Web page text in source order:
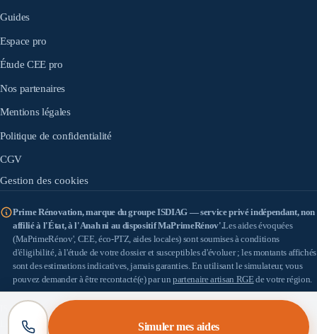
Guides
Espace pro
Étude CEE pro
Nos partenaires
Mentions légales
Politique de confidentialité
CGV
Gestion des cookies
Prime Rénovation, marque du groupe ISDIAG — service privé indépendant, non
affilié à l'État, à l'Anah ni au dispositif MaPrimeRénov'.Les aides évoquées
(MaPrimeRénov', CEE, éco-PTZ, aides locales) sont soumises à conditions
d'éligibilité, à l'étude de votre dossier et susceptibles d'évoluer ; les montants affichés
sont des estimations indicatives, jamais garanties. En utilisant le simulateur, vous
pouvez demander à être recontacté(e) par un partenaire artisan RGEde votre région.
IS DIAG
(SASU au capital de 100 €) — SIRET 898 933 353 00010 — Siège : 18 allée
Léon Paul Fargue, 95200 Sarcelles — TVA : FR57898933353 — Médiateur de la
Simuler mes aides